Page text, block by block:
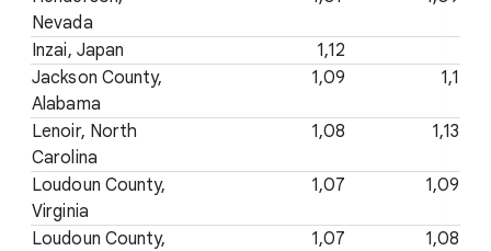
Nevada
Inzai, Japan
1,12
Jackson County,
Alabama
1,09 1,1
Lenoir, North
Carolina
1,08 1,13
Loudoun County,
Virginia
1,07 1,09
Loudoun County,
1,07 1,08